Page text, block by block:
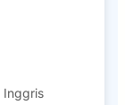
Inggris